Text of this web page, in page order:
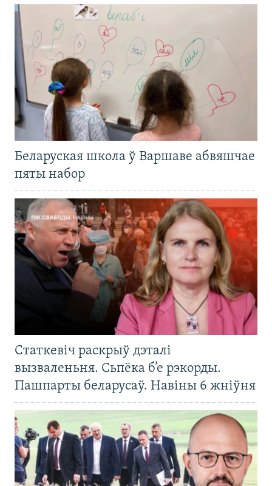
Беларуская школа ў Варшаве абвяшчае
пяты набор
Статкевіч раскрыў дэталі
вызваленьня. Сьпёка б’е рэкорды.
Пашпарты беларусаў. Навіны 6 жніўня